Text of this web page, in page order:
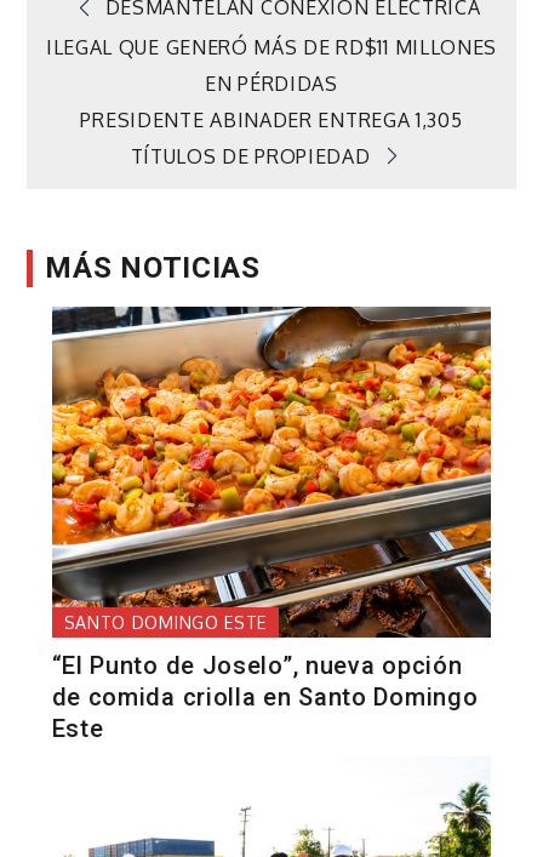
Navegación
entradas
DESMANTELAN CONEXIÓN ELÉCTRICA
ILEGAL QUE GENERÓ MÁS DE RD$11 MILLONES
EN PÉRDIDAS
PRESIDENTE ABINADER ENTREGA 1,305
TÍTULOS DE PROPIEDAD
MÁS NOTICIAS
SANTO DOMINGO ESTE
“El Punto de Joselo”, nueva opción
de comida criolla en Santo Domingo
Este